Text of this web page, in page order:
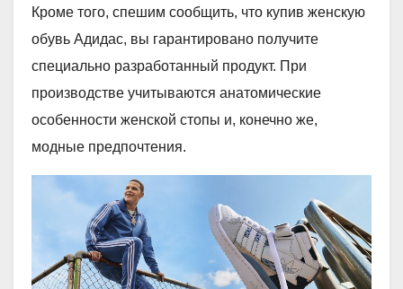
Кроме того, спешим сообщить, что купив женскую
обувь Адидас, вы гарантировано получите
специально разработанный продукт. При
производстве учитываются анатомические
особенности женской стопы и, конечно же,
модные предпочтения.